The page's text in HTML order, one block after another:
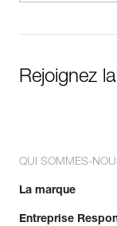
Rejoignez
QUI SOMMES-
La marque
Entreprise